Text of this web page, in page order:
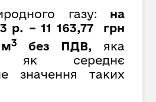
газу: на
р. – 11 163,77 грн
3 без ПДВ, яка
як середнє
значення таких